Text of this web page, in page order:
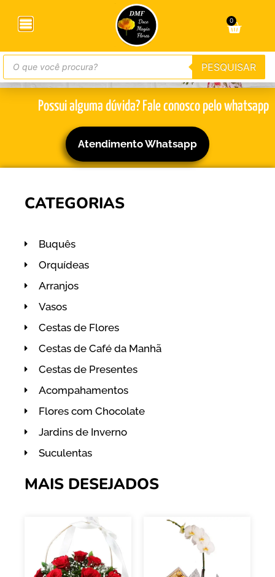
SURPREENDA QUEM
VOCÊ AMA
com flores!
Possui alguma dúvida? Fale conosco pelo whatsapp
Atendimento Whatsapp
CATEGORIAS
Buquês
Orquídeas
Arranjos
Vasos
Cestas de Flores
Cestas de Café da Manhã
Cestas de Presentes
Acompahamentos
Flores com Chocolate
Jardins de Inverno
Suculentas
MAIS DESEJADOS
0
PESQUISAR